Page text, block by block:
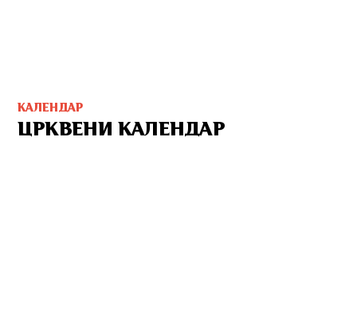
КАЛЕНДАР
ЦРКВЕНИ КАЛЕНДАР